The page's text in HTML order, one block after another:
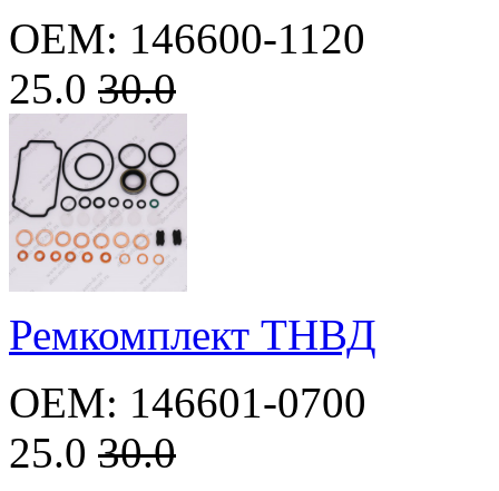
OEM: 146600-1120
25.0 30.0
Ремкомплект ТНВД
OEM: 146601-0700
25.0 30.0